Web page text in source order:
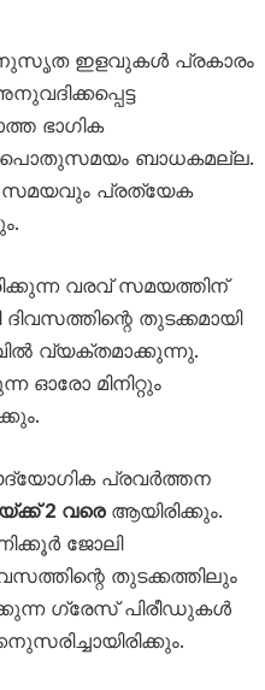
ഇളവുകൾ പ്രകാരം
ഭാഗിക
ബാധകമല്ല.
സമയവും പ്രത്യേക
വരവ് സമയത്തിന്
തുടക്കമായി
വ്യക്തമാക്കുന്നു.
ഓരോ മിനിറ്റും
പ്രവർത്തന
2 വരെആയിരിക്കും.
ജോലി
തുടക്കത്തിലും
ഗ്രേസ് പിരീഡുകൾ